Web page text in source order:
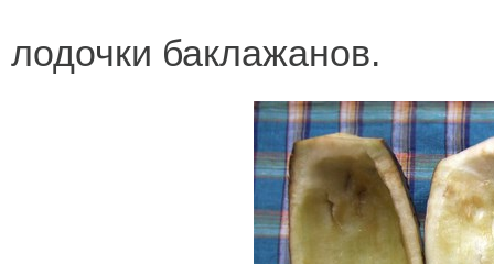
лодочки баклажанов.